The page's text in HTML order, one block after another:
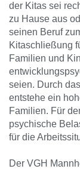
der Kitas sei
zu Hause aus
seinen Beruf
Kitaschließung
Familien und
seien. Durch
entstehe ein
Familien. Für
psychische
für die
Der VGH